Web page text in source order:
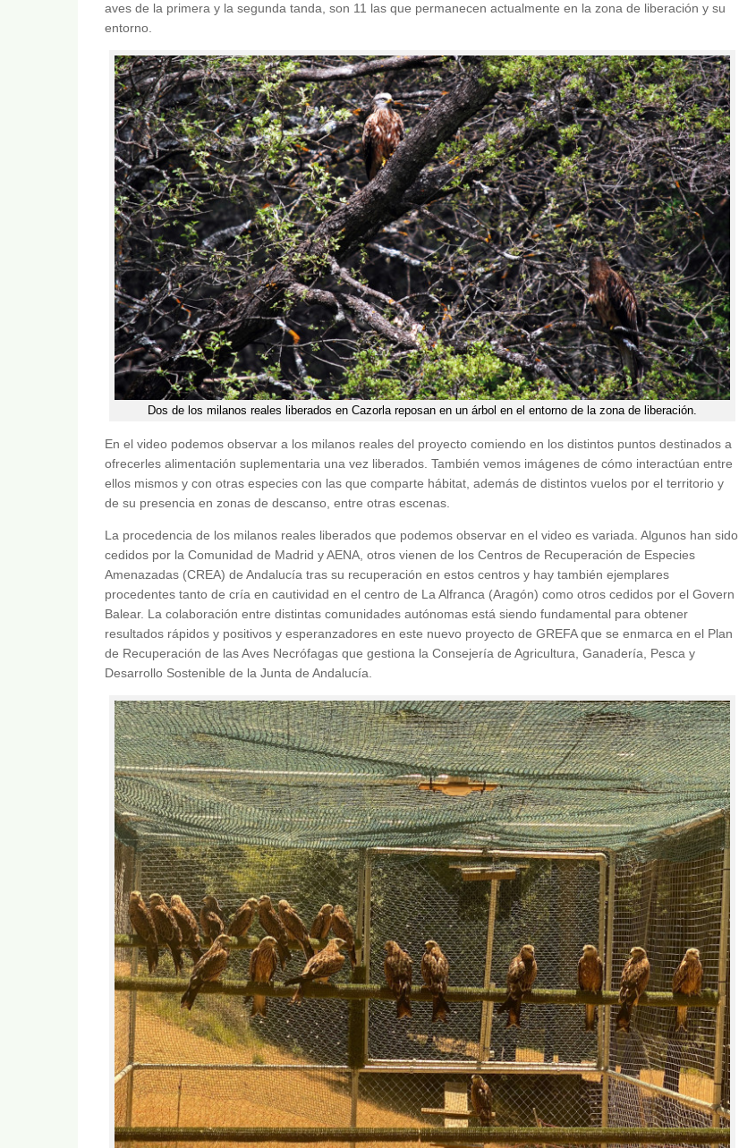
aves de la primera y la segunda tanda, son 11 las que permanecen actualmente en la zona de liberación y su
entorno.
Dos de los milanos reales liberados en Cazorla reposan en un árbol en el entorno de la zona de liberación.
En el video podemos observar a los milanos reales del proyecto comiendo en los distintos puntos destinados a
ofrecerles alimentación suplementaria una vez liberados. También vemos imágenes de cómo interactúan entre
ellos mismos y con otras especies con las que comparte hábitat, además de distintos vuelos por el territorio y
de su presencia en zonas de descanso, entre otras escenas.
La procedencia de los milanos reales liberados que podemos observar en el video es variada. Algunos han sido
cedidos por la Comunidad de Madrid y AENA, otros vienen de los Centros de Recuperación de Especies
Amenazadas (CREA) de Andalucía tras su recuperación en estos centros y hay también ejemplares
procedentes tanto de cría en cautividad en el centro de La Alfranca (Aragón) como otros cedidos por el Govern
Balear. La colaboración entre distintas comunidades autónomas está siendo fundamental para obtener
resultados rápidos y positivos y esperanzadores en este nuevo proyecto de GREFA que se enmarca en el Plan
de Recuperación de las Aves Necrófagas que gestiona la Consejería de Agricultura, Ganadería, Pesca y
Desarrollo Sostenible de la Junta de Andalucía.